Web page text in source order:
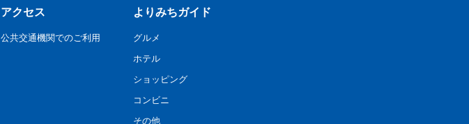
アクセス
公共交通機関でのご利用
よりみちガイド
グルメ
ホテル
ショッピング
コンビニ
その他